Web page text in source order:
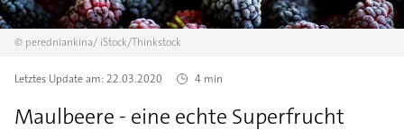
© peredniankina/ iStock/Thinkstock
Letztes Update am:22.03.2020 4 min
Maulbeere - eine echte Superfrucht